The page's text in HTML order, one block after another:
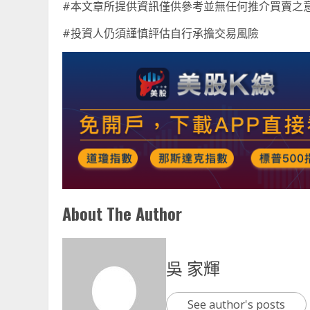
#本文章所提供資訊僅供參考並無任何推介買賣之
#投資人仍須謹慎評估自行承擔交易風險
About The Author
吳 家輝
See author's posts